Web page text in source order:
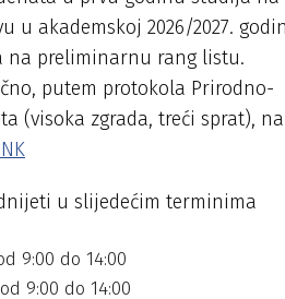
u akademskoj 2026/2027.
na preliminarnu rang listu.
putem protokola Prirodno-
(visoka zgrada, treći sprat), na
u slijedećim terminima
9:00 do 14:00
9:00 do 14:00